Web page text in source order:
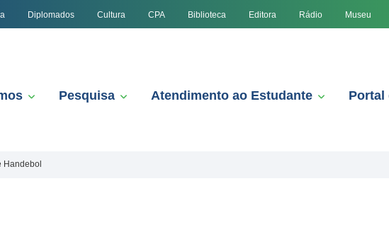
Diplomados Cultura CPA Biblioteca Editora Rádio Museu
Pesquisa Atendimento ao Estudante Portal
Handebol